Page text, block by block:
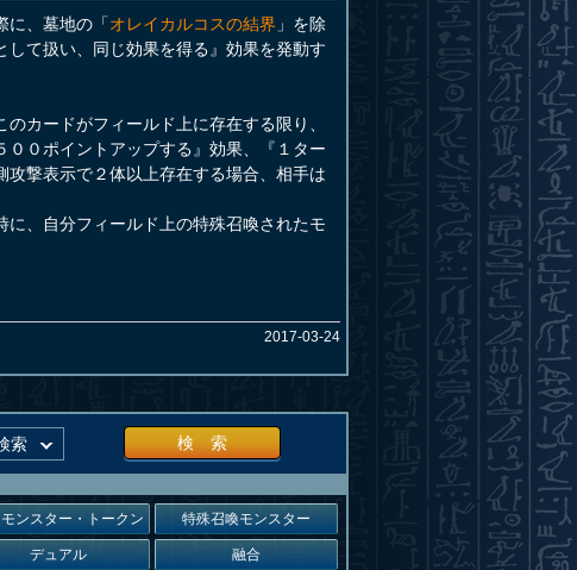
に、墓地の「オレイカルコスの結界 」を除
て扱い、同じ効果を得る』効果を発動す
のカードがフィールド上に存在する限り、
０ポイントアップする』効果、『１ター
撃表示で２体以上存在する場合、相手は
に、自分フィールド上の特殊召喚されたモ
2017-03-24
検 索
ンスター・トークン 特殊召喚モンスター
デュアル 融合